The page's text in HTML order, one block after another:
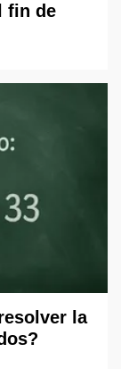
fin de
la